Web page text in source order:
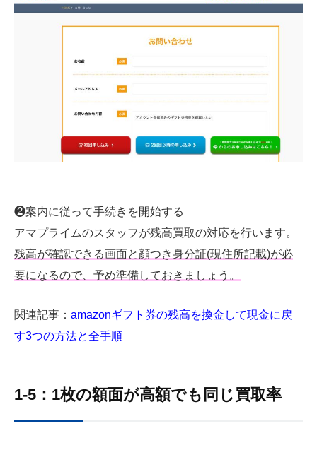
❷案内に従って手続きを開始する
アマプライムのスタッフが残高買取の対応を行います。
残高が確認できる画面と顔つき身分証(現住所記載)が必
要になるので、予め準備しておきましょう。
関連記事： amazonギフト券の残高を換金して現金に戻
す3つの方法と全手順
1-5：1枚の額面が高額でも同じ買取率